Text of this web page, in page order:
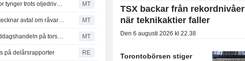
Toronto-börsen backar från rekordnivå – svag tekniksektor tynger trots oljedriven uppgång för energi MT
Copper Giant: Denarius Metals tar post på 15,6 procent; tecknar avtal om råvaruköp för Mocoa-projektet MT
S&P/TSX Composite Index stiger 52 punkter under förmiddagshandeln på torsdagen MT
på delårsrapporter RE
TSX backar från rekordnivåer
när teknikaktier faller
Den 6 augusti 2026 kl 22.38
Torontobörsen stiger